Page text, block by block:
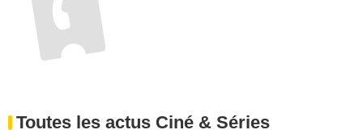
Toutes les actus Ciné & Séries